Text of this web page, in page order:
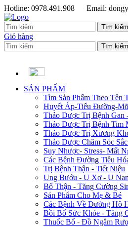
Hotline: 0978.491.908 Email:
Giỏ hàng
SẢN PHẨM
Tìm Sản Phẩm Theo Tên
Huyết Áp-Tiểu Đường-
Thảo Dược Trị Bệnh Gan
Thảo Dược Trị Bệnh Tim
Thảo Dược Trị Xương
Thảo Dược Chăm Sóc
Suy Nhược- Stress- Mất
Các Bệnh Đường Tiêu
Trị Bệnh Thận - Tiết Niệu
Ung Bướu - U Xơ - U
Bổ Thận - Tăng Cường
Sản Phẩm Cho Mẹ & Bé
Các Bệnh Về Đường Hô
Bồi Bổ Sức Khỏe - Tăng
Thuốc Bổ - Đồ Ngâm